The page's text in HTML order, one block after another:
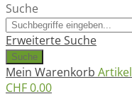
Suche
Erweiterte Suche
Suche
Mein Warenkorb Artikel
CHF 0.00